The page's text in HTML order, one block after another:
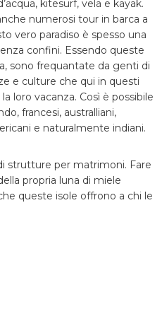
kitesurf, vela e kayak.
numerosi tour in barca a
vero paradiso è spesso una
confini. Essendo queste
sono frequantate da genti di
e culture che qui in questi
loro vacanza. Così è possibile
francesi, australliani,
e naturalmente indiani.
strutture per matrimoni. Fare
propria luna di miele
queste isole offrono a chi le